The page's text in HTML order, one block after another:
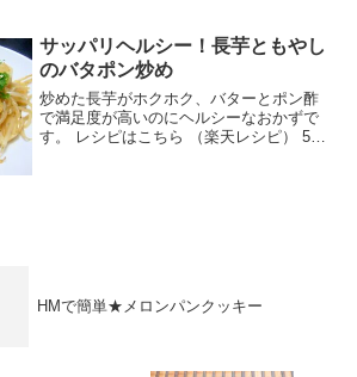
サッパリヘルシー！長芋ともやし
のバタポン炒め
炒めた長芋がホクホク、バターとポン酢
で満足度が高いのにヘルシーなおかずで
す。 レシピはこちら （楽天レシピ） 5分
HMで簡単★メロンパンクッキー